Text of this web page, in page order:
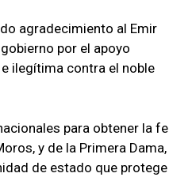
agradecimiento al Emir
por el apoyo
ilegítima contra el noble
para obtener la fe
y de la Primera Dama,
de estado que protege